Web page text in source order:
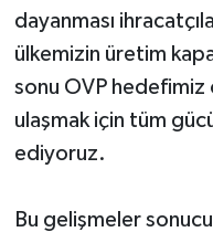
dayanması
ülkemizin üretim
sonu OVP hedefimiz
ulaşmak için tüm
ediyoruz.
Bu gelişmeler